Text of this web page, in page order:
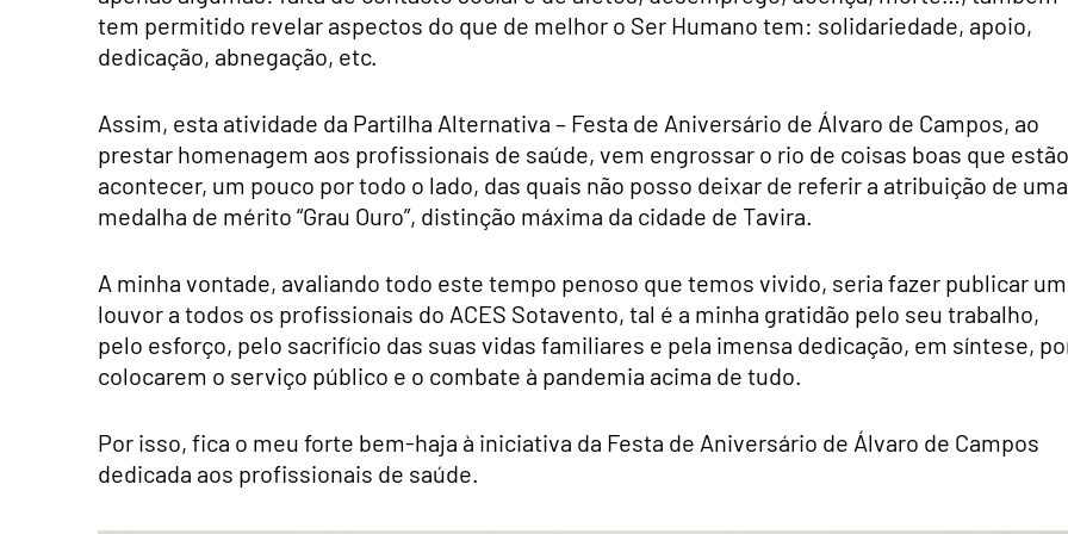
tem permitido revelar aspectos do que de melhor o Ser Humano tem: solidariedade, apoio,
dedicação, abnegação, etc.
Assim, esta atividade da Partilha Alternativa – Festa de Aniversário de Álvaro de Campos, ao
prestar homenagem aos profissionais de saúde, vem engrossar o rio de coisas boas que
acontecer, um pouco por todo o lado, das quais não posso deixar de referir a atribuição de uma
medalha de mérito “Grau Ouro”, distinção máxima da cidade de Tavira.
A minha vontade, avaliando todo este tempo penoso que temos vivido, seria fazer publicar um
louvor a todos os profissionais do ACES Sotavento, tal é a minha gratidão pelo seu trabalho,
pelo esforço, pelo sacrifício das suas vidas familiares e pela imensa dedicação, em síntese,
colocarem o serviço público e o combate à pandemia acima de tudo.
Por isso, fica o meu forte bem-haja à iniciativa da Festa de Aniversário de Álvaro de Campos
dedicada aos profissionais de saúde.